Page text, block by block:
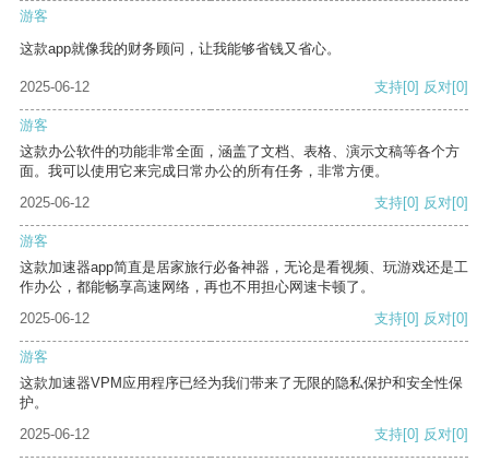
游客
这款app就像我的财务顾问，让我能够省钱又省心。
2025-06-12 支持[0] 反对[0]
游客
这款办公软件的功能非常全面，涵盖了文档、表格、演示文稿等各个方
面。我可以使用它来完成日常办公的所有任务，非常方便。
2025-06-12
支持[0] 反对[0]
游客
这款加速器app简直是居家旅行必备神器，无论是看视频、玩游戏还是工
作办公，都能畅享高速网络，再也不用担心网速卡顿了。
2025-06-12
支持[0] 反对[0]
游客
这款加速器VPM应用程序已经为我们带来了无限的隐私保护和安全性保
护。
2025-06-12
支持[0] 反对[0]